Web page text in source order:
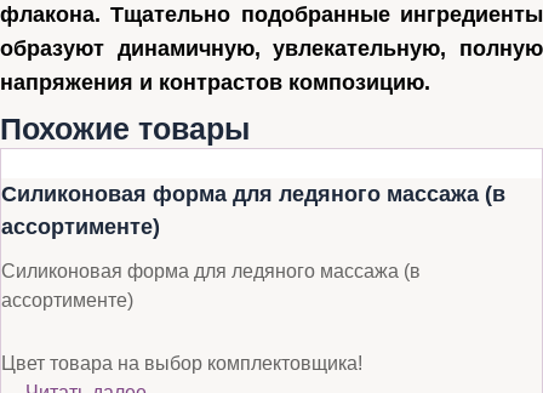
флакона. Тщательно подобранные ингредиенты
образуют динамичную, увлекательную, полную
напряжения и контрастов композицию.
Похожие товары
Силиконовая форма для ледяного массажа (в
ассортименте)
Силиконовая форма для ледяного массажа (в
ассортименте)
Цвет товара на выбор комплектовщика!